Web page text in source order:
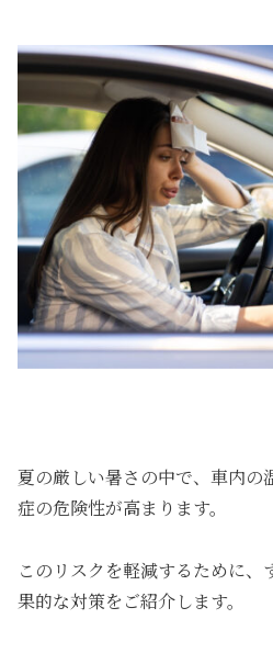
夏の厳しい暑さの中で、車内の
症の危険性が高まります。
このリスクを軽減するために、
果的な対策をご紹介します。